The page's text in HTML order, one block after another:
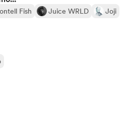
Fish Juice WRLD
Joji